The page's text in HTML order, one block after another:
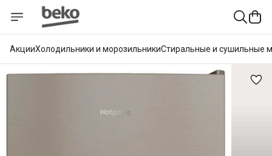
АкцииХолодильники и морозильникиСтиральные и сушильные